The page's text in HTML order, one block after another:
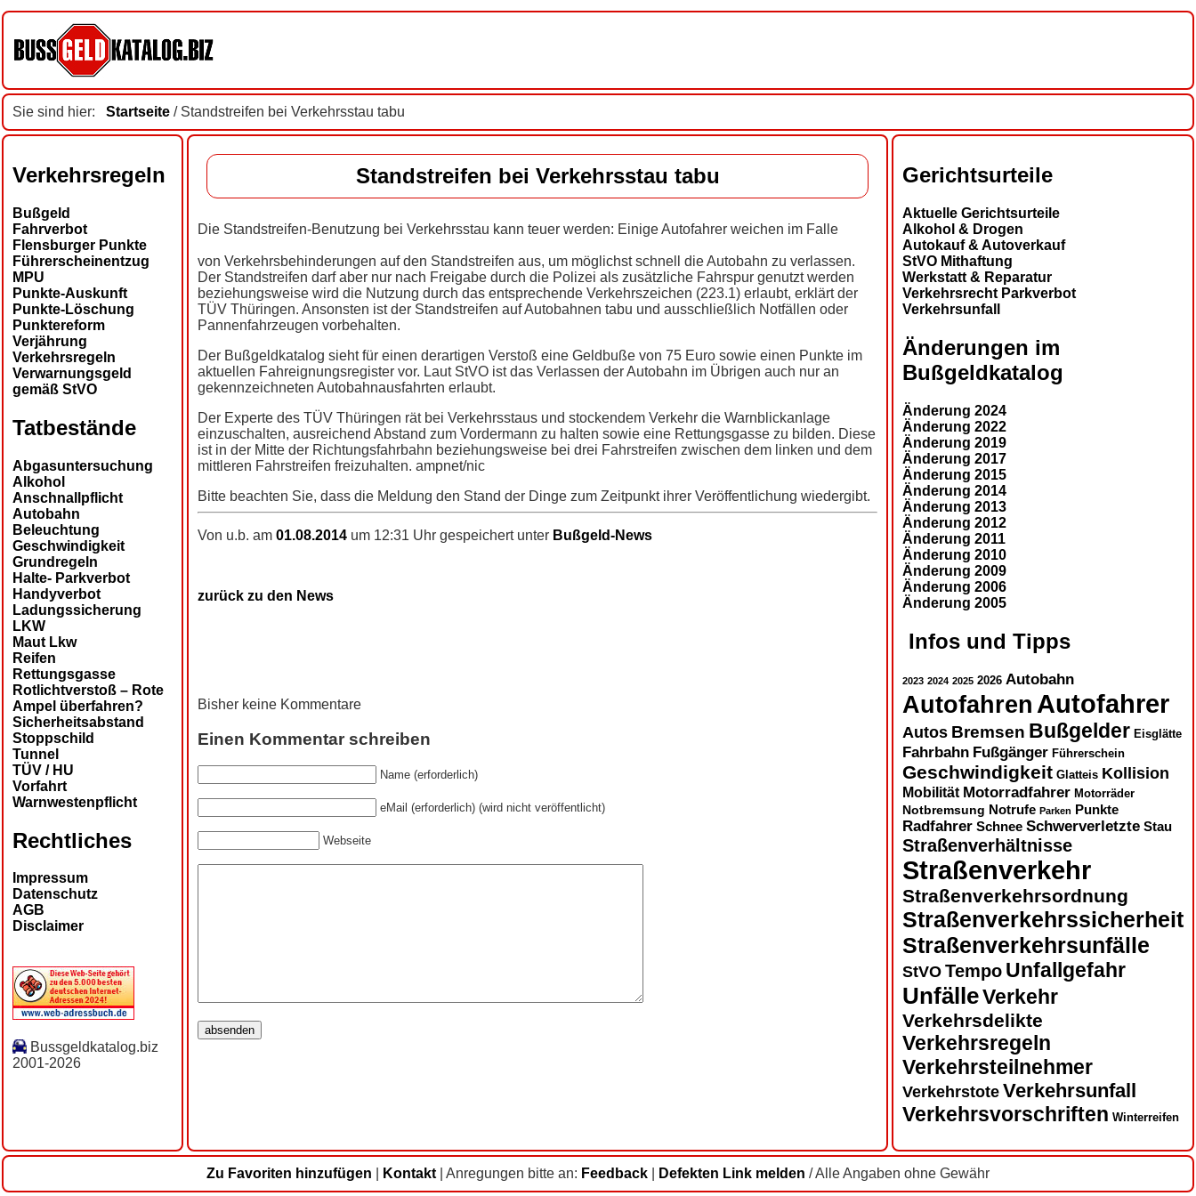
Sie sind hier: Startseite / Standstreifen bei Verkehrsstau tabu
Verkehrsregeln
Bußgeld
Fahrverbot
Flensburger Punkte
Führerscheinentzug
MPU
Punkte-Auskunft
Punkte-Löschung
Punktereform
Verjährung
Verkehrsregeln
Verwarnungsgeld
gemäß StVO
Tatbestände
Abgasuntersuchung
Alkohol
Anschnallpflicht
Autobahn
Beleuchtung
Geschwindigkeit
Grundregeln
Halte- Parkverbot
Handyverbot
Ladungssicherung
LKW
Maut Lkw
Reifen
Rettungsgasse
Rotlichtverstoß – Rote
Ampel überfahren?
Sicherheitsabstand
Stoppschild
Tunnel
TÜV / HU
Vorfahrt
Warnwestenpflicht
Rechtliches
Impressum
Datenschutz
AGB
Disclaimer
Bussgeldkatalog.biz
2001-2026
Standstreifen bei Verkehrsstau tabu
Die Standstreifen-Benutzung bei Verkehrsstau kann teuer werden: Einige Autofahrer weichen im Falle
von Verkehrsbehinderungen auf den Standstreifen aus, um möglichst schnell die Autobahn zu verlassen.
Der Standstreifen darf aber nur nach Freigabe durch die Polizei als zusätzliche Fahrspur genutzt werden
beziehungsweise wird die Nutzung durch das entsprechende Verkehrszeichen (223.1) erlaubt, erklärt der
TÜV Thüringen. Ansonsten ist der Standstreifen auf Autobahnen tabu und ausschließlich Notfällen oder
Pannenfahrzeugen vorbehalten.
Der Bußgeldkatalog sieht für einen derartigen Verstoß eine Geldbuße von 75 Euro sowie einen Punkte im
aktuellen Fahreignungsregister vor. Laut StVO ist das Verlassen der Autobahn im Übrigen auch nur an
gekennzeichneten Autobahnausfahrten erlaubt.
Der Experte des TÜV Thüringen rät bei Verkehrsstaus und stockendem Verkehr die Warnblickanlage
einzuschalten, ausreichend Abstand zum Vordermann zu halten sowie eine Rettungsgasse zu bilden. Diese
ist in der Mitte der Richtungsfahrbahn beziehungsweise bei drei Fahrstreifen zwischen dem linken und dem
mittleren Fahrstreifen freizuhalten. ampnet/nic
Bitte beachten Sie, dass die Meldung den Stand der Dinge zum Zeitpunkt ihrer Veröffentlichung wiedergibt.
Von u.b. am 01.08.2014 um 12:31 Uhr gespeichert unter Bußgeld-News
zurück zu den News
Bisher keine Kommentare
Einen Kommentar schreiben
Name (erforderlich)
eMail (erforderlich) (wird nicht veröffentlicht)
Webseite
Gerichtsurteile
Aktuelle Gerichtsurteile
Alkohol & Drogen
Autokauf & Autoverkauf
StVO Mithaftung
Werkstatt & Reparatur
Verkehrsrecht Parkverbot
Verkehrsunfall
Änderungen im
Bußgeldkatalog
Änderung 2024
Änderung 2022
Änderung 2019
Änderung 2017
Änderung 2015
Änderung 2014
Änderung 2013
Änderung 2012
Änderung 2011
Änderung 2010
Änderung 2009
Änderung 2006
Änderung 2005
Infos und Tipps
2023 2024 2025 2026 Autobahn
Autofahren Autofahrer
Autos Bremsen Bußgelder Eisglätte
Fahrbahn Fußgänger Führerschein
Geschwindigkeit Glatteis Kollision
Mobilität Motorradfahrer Motorräder
Notbremsung Notrufe Parken Punkte
Radfahrer Schnee Schwerverletzte Stau
Straßenverhältnisse
Straßenverkehr
Straßenverkehrsordnung
Straßenverkehrssicherheit
Straßenverkehrsunfälle
StVOTempo Unfallgefahr
UnfälleVerkehr
Verkehrsdelikte
Verkehrsregeln
Verkehrsteilnehmer
Verkehrstote Verkehrsunfall
Verkehrsvorschriften Winterreifen
Zu Favoriten hinzufügen Kontakt| Anregungen bitte an: Feedback Defekten Link melden / Alle Angaben ohne Gewähr